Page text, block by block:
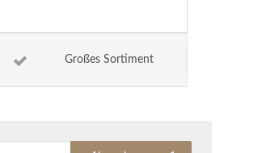
Großes Sortiment